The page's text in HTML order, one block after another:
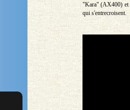
"Kara" (AX400) et
qui s'entrecroisent.